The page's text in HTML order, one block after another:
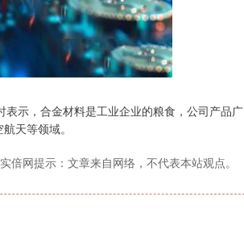
示，合金材料是工业企业的粮食，公司产品广
天等领域。
实倍网提示：文章来自网络，不代表本站观点。
沪深300 4675.76 24.45